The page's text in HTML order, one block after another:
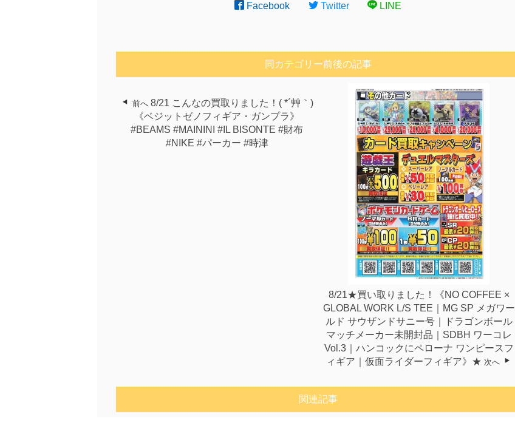
Facebook Twitter LINE
同カテゴリー前後の記事
前へ 8/21 こんなの買取りました！( *´艸｀)
《ベジットゼノフィギア・ガンプラ》
#BEAMS #MAININI #IL BISONTE #財布
#NIKE #パーカー #時津
8/21★買い取りました！《NO COFFEE ×
GLOBAL WORK L/S TEE｜MG SP メガワー
ルド サウザンドサニー号｜ドラゴンボール
マッチメーカー未開封品｜SDBH ワーコレ
Vol.3｜ハンコックにペローナ ワンピースフ
ィギア｜仮面ライダーフィギア》★ 次へ
関連記事